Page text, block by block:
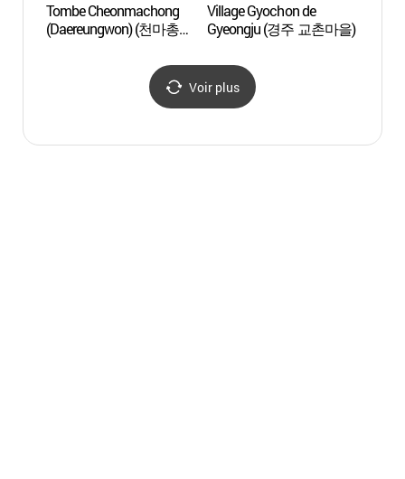
Tombe Cheonmachong
(Daereungwon) (천마총
Village Gyochon de
Gyeongju (경주 교촌마을)
Voir plus